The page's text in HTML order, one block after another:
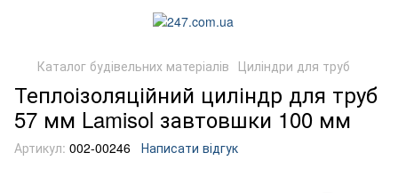
Каталог будівельних матеріалів Циліндри для труб
Теплоізоляційний циліндр для труб
57 мм Lamisol завтовшки 100 мм
Артикул: 002-00246 Написати відгук